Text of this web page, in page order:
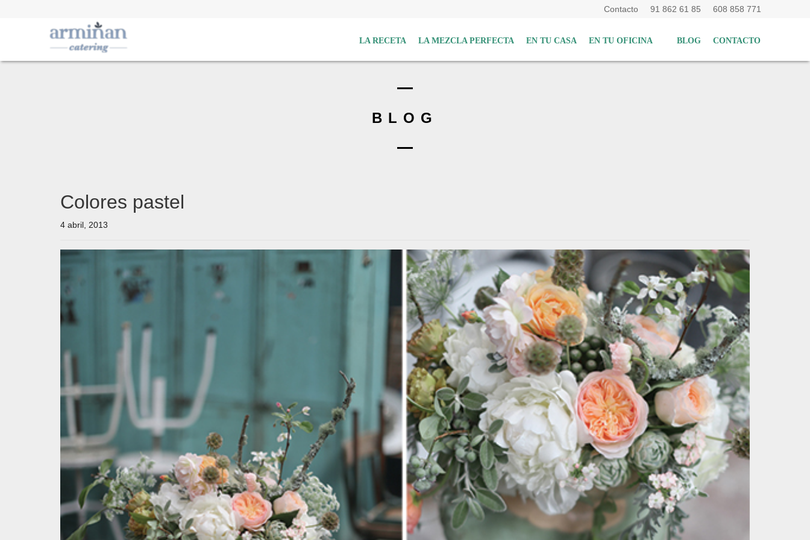
Contacto 91 862 61 85 608 858 771
CONTACTO
BLOG
EN TU OFICINA
EN TU CASA
LA MEZCLA PERFECTA
LA RECETA
BLOG
Colores pastel
4 abril, 2013